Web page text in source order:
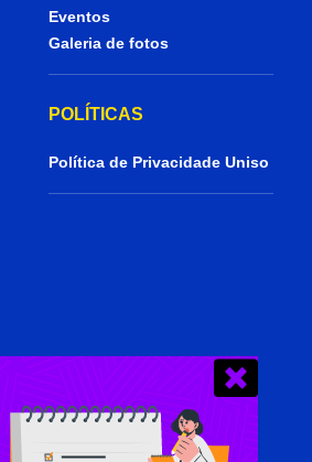
Eventos
Galeria de fotos
POLÍTICAS
Política de Privacidade Uniso